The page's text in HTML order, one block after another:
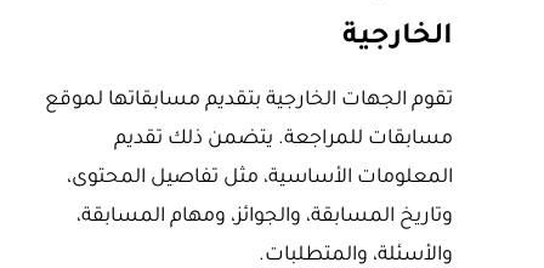
الخارجية
تقوم الجهات الخارجية بتقديم مسابقاتها لموقع
مسابقات للمراجعة. يتضمن ذلك تقديم
المعلومات الأساسية، مثل تفاصيل المحتوى،
وتاريخ المسابقة، والجوائز، ومهام المسابقة،
والأسئلة، والمتطلبات.